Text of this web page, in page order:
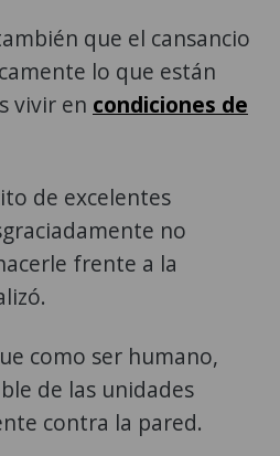
que el cansancio
lo que están
vivir en condiciones de
de excelentes
no
frente a la
como ser humano,
de las unidades
contra la pared.